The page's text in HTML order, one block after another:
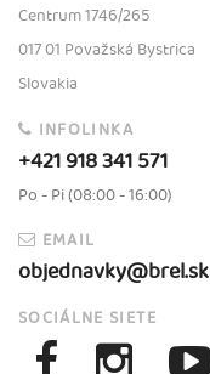
Centrum 1746/265
017 01 Považská Bystrica
Slovakia
INFOLINKA
+421 918 341 571
Po - Pi (08:00 - 16:00)
EMAIL
objednavky@brel.sk
SOCIÁLNE SIETE